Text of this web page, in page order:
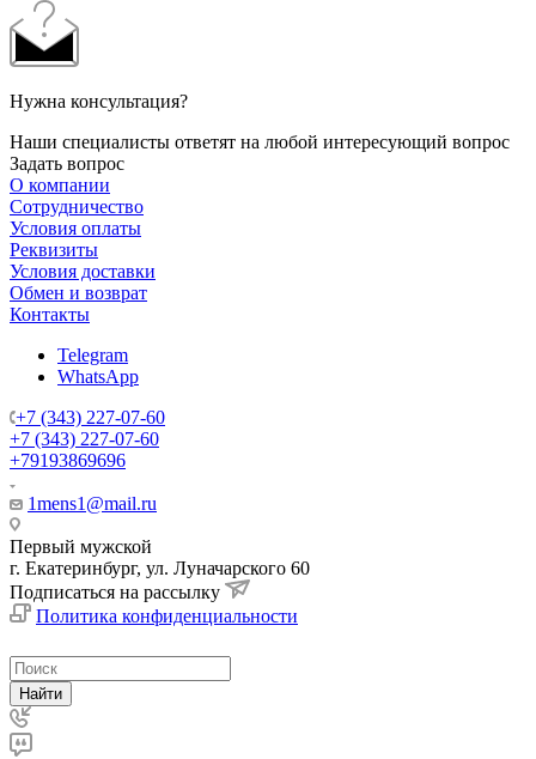
Нужна консультация?
Наши специалисты ответят на любой интересующий вопрос
Задать вопрос
О компании
Сотрудничество
Условия оплаты
Реквизиты
Условия доставки
Обмен и возврат
Контакты
Telegram
WhatsApp
+7 (343) 227-07-60
+7 (343) 227-07-60
+79193869696
1mens1@mail.ru
Первый мужской
г. Екатеринбург, ул. Луначарского 60
Подписаться на рассылку
Политика конфиденциальности
Найти